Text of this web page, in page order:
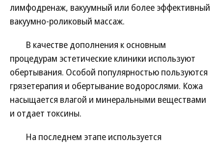
лимфодренаж, вакуумный или более эффективный
вакуумно-роликовый массаж.
В качестве дополнения к основным
процедурам эстетические клиники используют
обертывания. Особой популярностью пользуются
грязетерапия и обертывание водорослями. Кожа
насыщается влагой и минеральными веществами
и отдает токсины.
На последнем этапе используется